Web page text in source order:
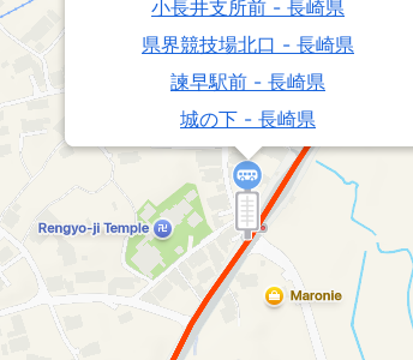
小長井支所前 - 長崎県
県界競技場北口 - 長崎県
諫早駅前 - 長崎県
城の下 - 長崎県
諫早日赤病院競技場北口 - 長崎県
みさかえの園競技場北口 - 長崎県
県界堂崎町・小長井支所前 - 長崎県
中核団地西諫早ニュータウン - 長崎県